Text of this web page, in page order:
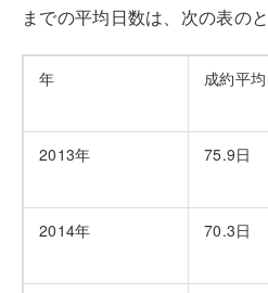
までの平均日数は、次の表のと
年 成約平
2013年 75.9日
2014年 70.3日